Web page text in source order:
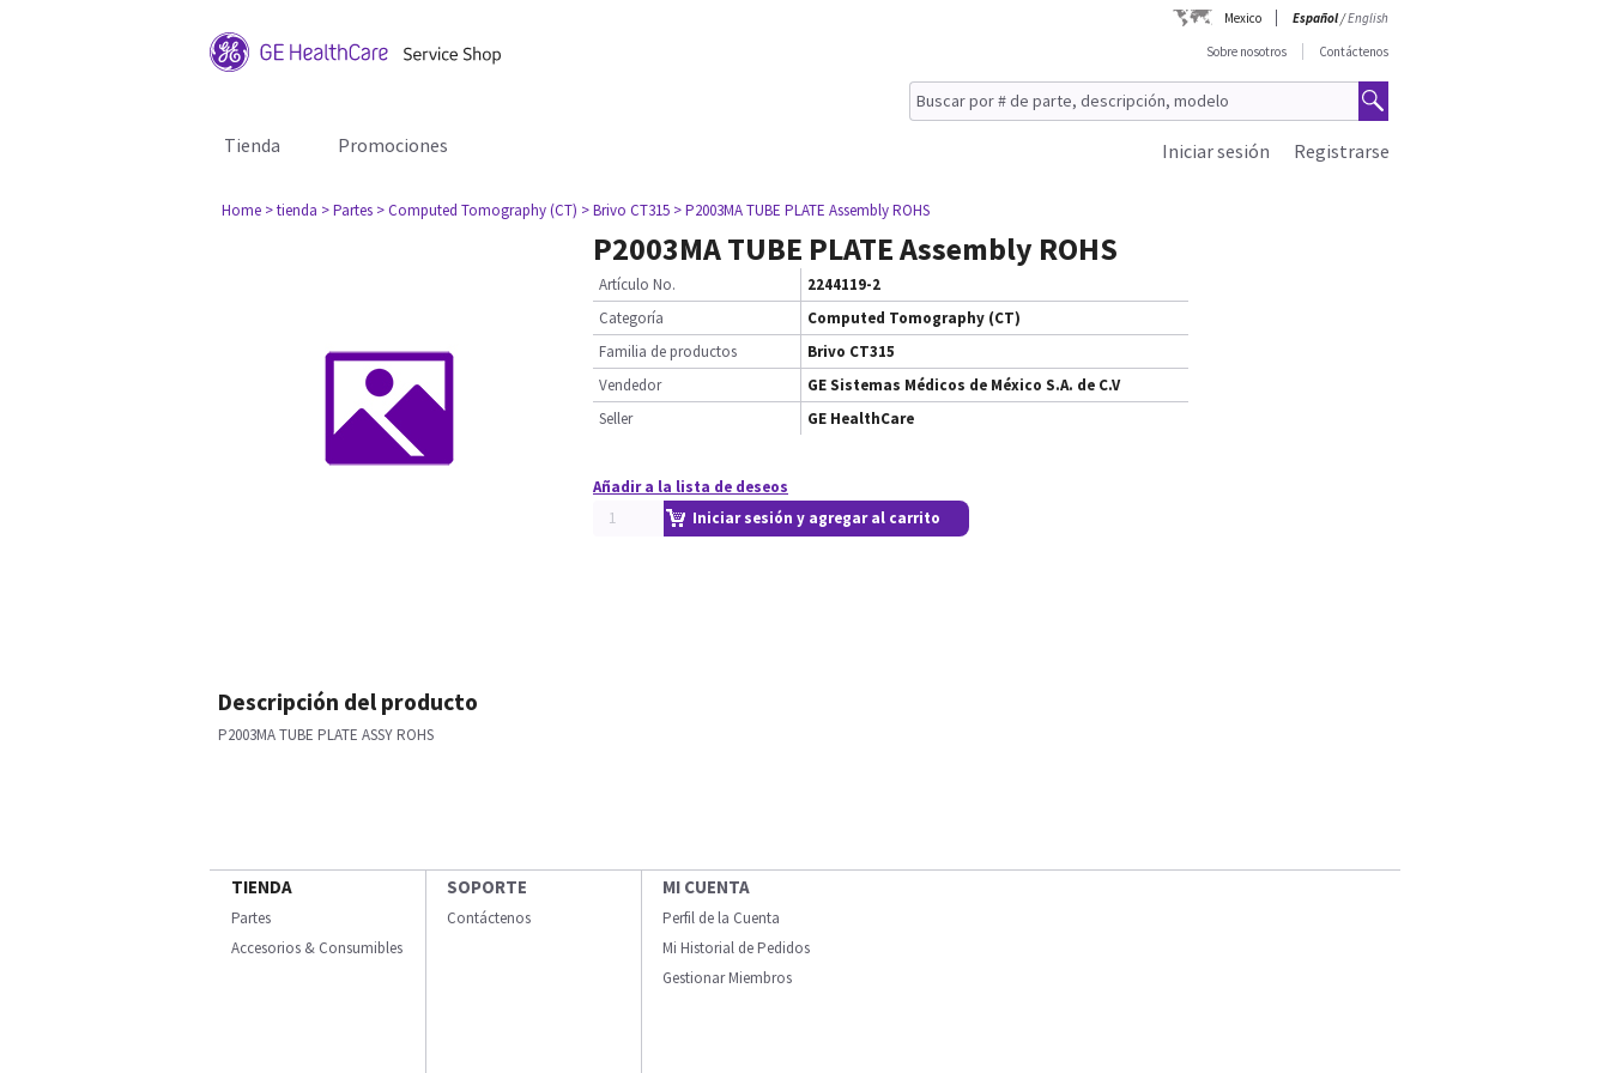
Mexico Español/English
Sobre nosotros
Contáctenos
Tienda Promociones Registrarse
Iniciar sesión
Home > tienda > Partes > Computed Tomography (CT) > Brivo CT315 > P2003MA TUBE PLATE Assembly ROHS
P2003MA TUBE PLATE Assembly ROHS
Artículo No.
2244119-2
Categoría
Computed Tomography (CT)
Familia de productos
Brivo CT315
Vendedor
GE Sistemas Médicos de México S.A. de C.V
Seller
GE HealthCare
Añadir a la lista de deseos
Iniciar sesión y agregar al carrito
Descripción del producto
P2003MA TUBE PLATE ASSY ROHS
TIENDA
Partes
Accesorios & Consumibles
SOPORTE
Contáctenos
MI CUENTA
Perfil de la Cuenta
Mi Historial de Pedidos
Gestionar Miembros